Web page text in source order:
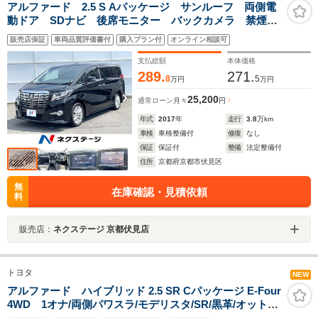
アルファード 2.5 S Aパッケージ サンルーフ 両側電
動ドア SDナビ 後席モニター バックカメラ 禁煙
車 ドラレコ コーナーセンサー スマートキー LED
ヘッド ビルトインETC クルコン 純正18インチアル
ミ
販売店保証 車両品質評価書付 購入プラン付 オンライン相談可
支払総額
289.8万円
本体価格
271.5万円
通常ローン 月々25,200円
年式 2017年 走行 3.8万km
車検
車検整備付 修復
なし
保証
保証付 整備
法定整備付
住所
京都府京都市伏見区
無
料
在庫確認・見積依頼
販売店： ネクステージ 京都伏見店
トヨタ NEW
アルファード ハイブリッド 2.5 SR Cパッケージ E-Four
4WD 1オナ/両側パワスラ/モデリスタ/SR/黒革/オットマ